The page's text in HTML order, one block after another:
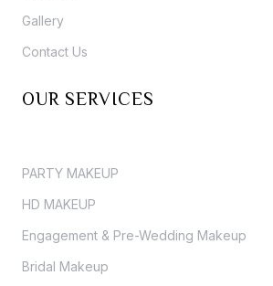
Gallery
Contact Us
OUR SERVICES
PARTY MAKEUP
HD MAKEUP
Engagement & Pre-Wedding Makeup
Bridal Makeup